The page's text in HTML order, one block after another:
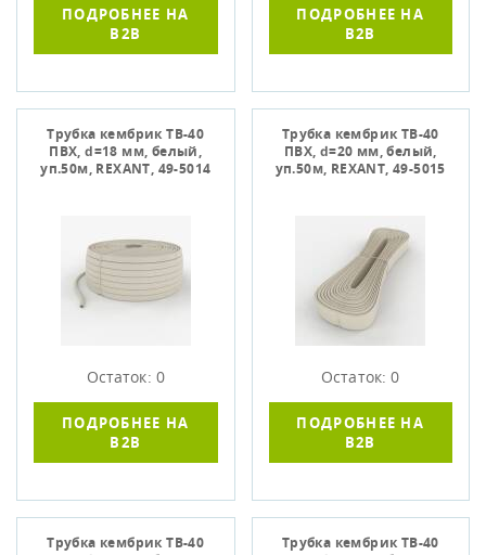
ПОДРОБНЕЕ НА
B2B
ПОДРОБНЕЕ НА
B2B
Трубка кембрик ТВ-40
ПВХ, d=18 мм, белый,
уп.50м, REXANT, 49-5014
Остаток: 0
ПОДРОБНЕЕ НА
B2B
Трубка кембрик ТВ-40
ПВХ, d=20 мм, белый,
уп.50м, REXANT, 49-5015
Остаток: 0
ПОДРОБНЕЕ НА
B2B
Трубка кембрик ТВ-40
Трубка кембрик ТВ-40